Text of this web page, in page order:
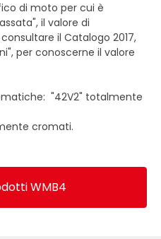
di moto per cui è
il valore di
il Catalogo 2017,
per conoscerne il valore
"42V2" totalmente
cromati.
WMB4